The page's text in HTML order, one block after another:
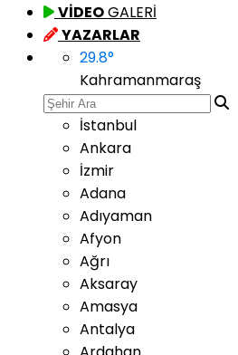
VİDEOGALERİ
YAZARLAR
29.8°
Kahramanmaraş
İstanbul
Ankara
İzmir
Adana
Adıyaman
Afyon
Ağrı
Aksaray
Amasya
Antalya